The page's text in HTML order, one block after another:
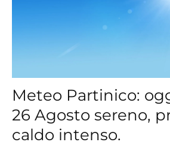
Meteo Partinico:
26 Agosto sereno,
caldo intenso.